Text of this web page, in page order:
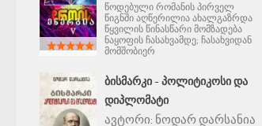
წოდებული რომანის პირველ
წიგნში აღწერილია ახალგაზრდა
წყვილის წინასწარი მომზადება
ნაყოფის ჩასახვამდე; ჩასახვიდან
მომშობიერ
ᲑᲘᲡᲛᲐᲠᲙᲘ - ᲞᲝᲚᲘᲢᲘᲙᲝᲡᲘ ᲓᲐ
ᲓᲘᲞᲚᲝᲛᲐᲢᲘ
ავტორი: ნოდარ დარსანია